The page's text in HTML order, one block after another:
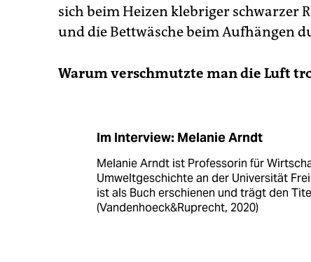
sich beim Heizen klebriger schwarzer
und die Bettwäsche beim Aufhängen
Warum verschmutzte man die Luft
Im Interview: Melanie Arndt
Melanie Arndt ist Professorin für
Umweltgeschichte an der Universität
ist als Buch erschienen und trägt den
(Vandenhoeck&Ruprecht, 2020)